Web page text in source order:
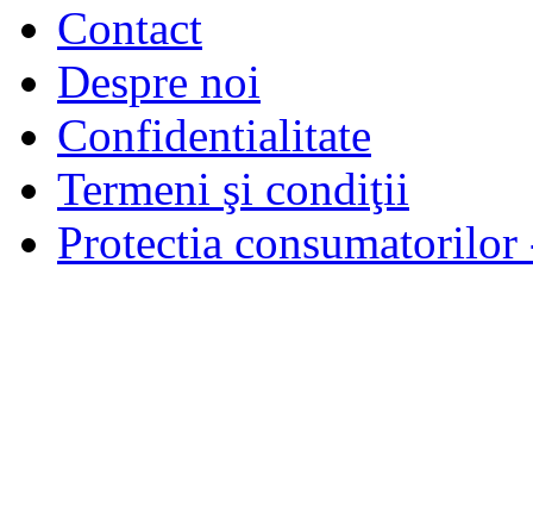
Contact
Despre noi
Confidentialitate
Termeni şi condiţii
Protectia